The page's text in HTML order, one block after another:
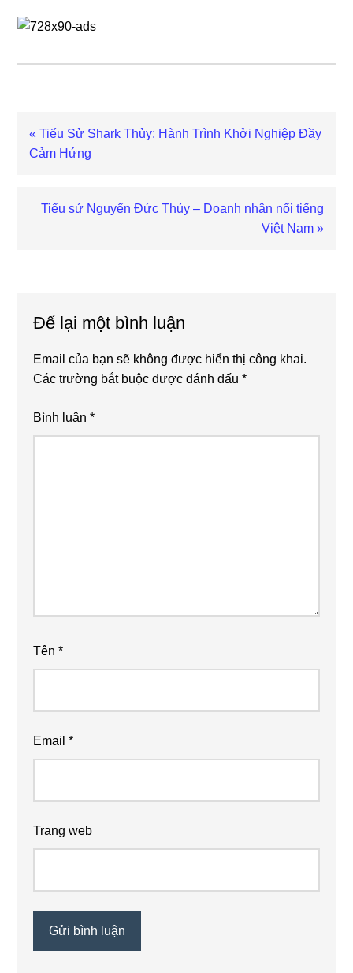
Previous
Post:
« Tiểu Sử Shark Thủy: Hành Trình Khởi Nghiệp Đầy
Cảm Hứng
Next
Tiểu sử Nguyển Đức Thủy – Doanh nhân nổi tiếng
Việt Nam »
Để lại một bình luận
Email của bạn sẽ không được hiển thị công khai.
Các trường bắt buộc được đánh dấu*
Bình luận*
Tên*
Email*
Trang web